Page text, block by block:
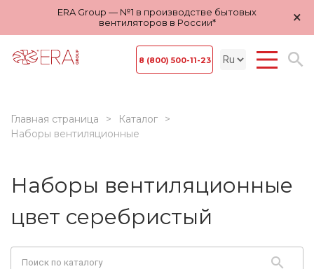
ERA Group — №1 в производстве бытовых
вентиляторов в России*
×
8 (800) 500-11-23
Главная страница
Каталог
Наборы вентиляционные
Наборы вентиляционные
цвет серебристый